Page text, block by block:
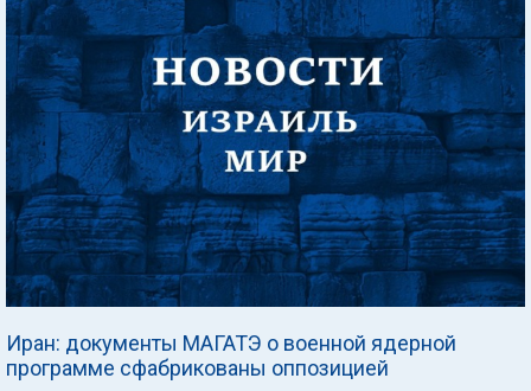
Иран: документы МАГАТЭ о военной ядерной
программе сфабрикованы оппозицией